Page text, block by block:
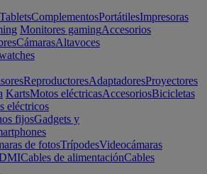
TabletsComplementosPortátilesImpresoras
Monitores gamingAccesorios
CámarasAltavoces
ReproductoresAdaptadoresProyectores
KartsMotos eléctricasAccesoriosBicicletas
eléctricos
fijosGadgets y
de fotosTrípodesVideocámaras
Cables de alimentaciónCables